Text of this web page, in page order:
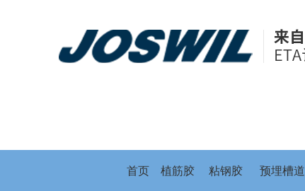
首页 植筋胶 粘钢胶 预埋槽道